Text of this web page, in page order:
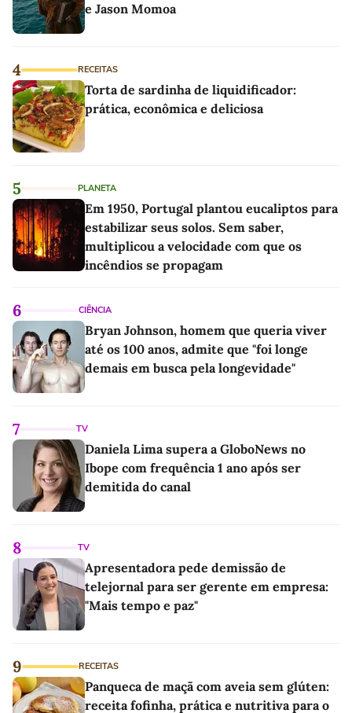
e Jason Momoa
4 RECEITAS
Torta de sardinha de liquidificador:
prática, econômica e deliciosa
5 PLANETA
Em 1950, Portugal plantou eucaliptos para
estabilizar seus solos. Sem saber,
multiplicou a velocidade com que os
incêndios se propagam
6 CIÊNCIA
Bryan Johnson, homem que queria viver
até os 100 anos, admite que "foi longe
demais em busca pela longevidade"
7 TV
Daniela Lima supera a GloboNews no
Ibope com frequência 1 ano após ser
demitida do canal
8 TV
Apresentadora pede demissão de
telejornal para ser gerente em empresa:
"Mais tempo e paz"
9 RECEITAS
Panqueca de maçã com aveia sem glúten:
receita fofinha, prática e nutritiva para o